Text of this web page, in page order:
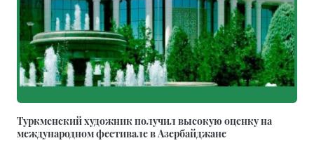
Туркменский художник получил высокую оценку на
международном фестивале в Азербайджане